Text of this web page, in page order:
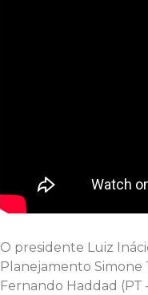
O presidente Luiz
Planejamento Simone
Fernando Haddad (PT